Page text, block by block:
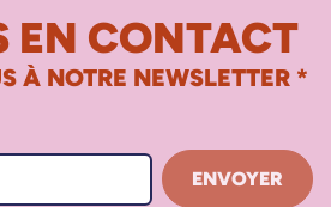
EN CONTACT
À NOTRE NEWSLETTER *